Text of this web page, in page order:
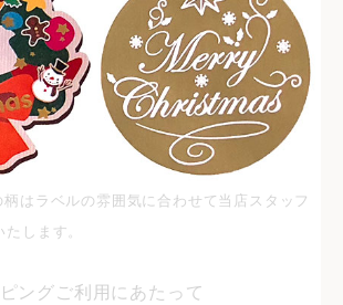
はラベルの雰囲気に合わせて当店スタッフ
します。
ングご利用にあたって